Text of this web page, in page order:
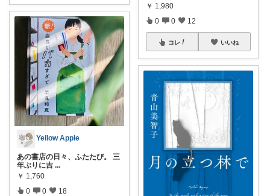
Yellow Apple
あの書店の日々、ふたたび。 三
年ぶりに吉 ...
￥ 1,760
0 0 18
￥ 1,980
0 0 12
コレ いいね